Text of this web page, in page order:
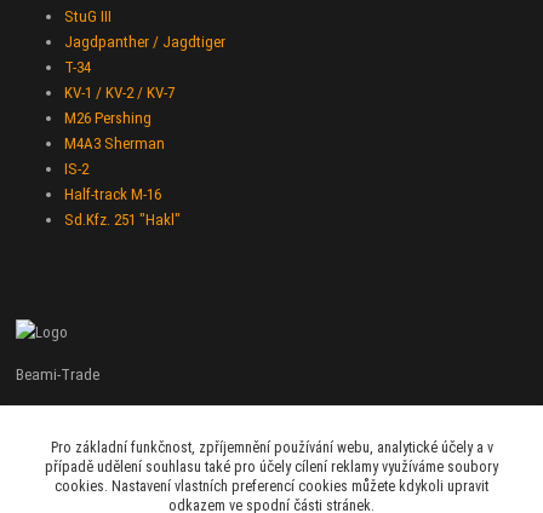
StuG III
Jagdpanther / Jagdtiger
T-34
KV-1 / KV-2 / KV-7
M26 Pershing
M4A3 Sherman
IS-2
Half-track M-16
Sd.Kfz. 251 "Hakl"
Beami-Trade
Po - Pá 9:00 - 16:00
admin@beami-trade.cz
Pro základní funkčnost, zpříjemnění používání webu, analytické účely a v
případě udělení souhlasu také pro účely cílení reklamy využíváme soubory
cookies. Nastavení vlastních preferencí cookies můžete kdykoli upravit
odkazem ve spodní části stránek.